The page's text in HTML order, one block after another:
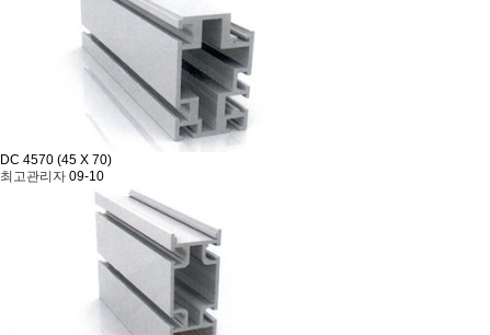
DC 4570 (45 X 70)
최고관리자 09-10